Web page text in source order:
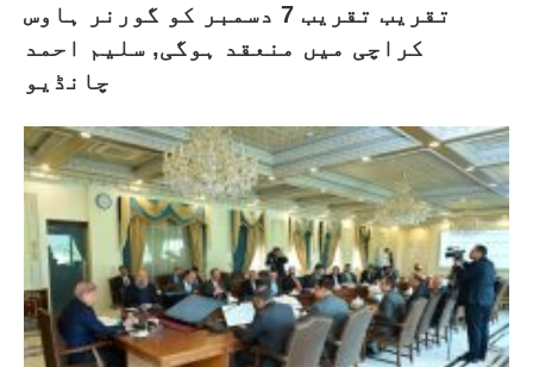
تقریب تقریب 7 دسمبر کو گورنر ہاوس
کراچی میں منعقد ہوگی, سلیم احمد
چانڈیو